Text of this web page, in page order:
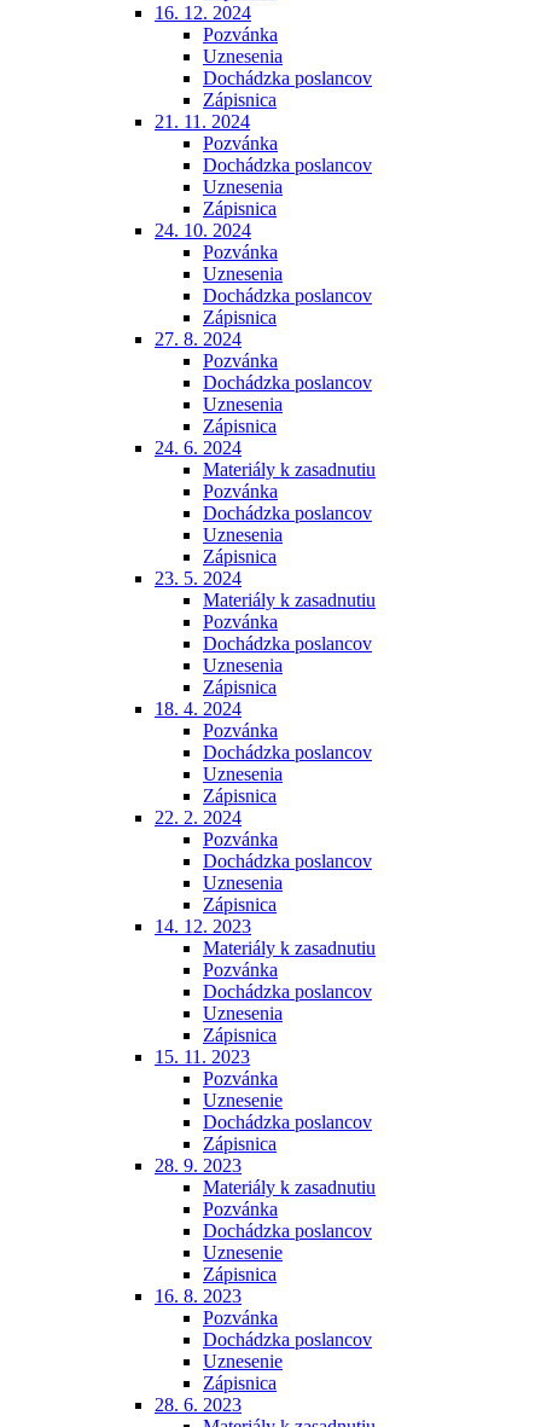
16. 12. 2024
Pozvánka
Uznesenia
Dochádzka poslancov
Zápisnica
21. 11. 2024
Pozvánka
Dochádzka poslancov
Uznesenia
Zápisnica
24. 10. 2024
Pozvánka
Uznesenia
Dochádzka poslancov
Zápisnica
27. 8. 2024
Pozvánka
Dochádzka poslancov
Uznesenia
Zápisnica
24. 6. 2024
Materiály k zasadnutiu
Pozvánka
Dochádzka poslancov
Uznesenia
Zápisnica
23. 5. 2024
Materiály k zasadnutiu
Pozvánka
Dochádzka poslancov
Uznesenia
Zápisnica
18. 4. 2024
Pozvánka
Dochádzka poslancov
Uznesenia
Zápisnica
22. 2. 2024
Pozvánka
Dochádzka poslancov
Uznesenia
Zápisnica
14. 12. 2023
Materiály k zasadnutiu
Pozvánka
Dochádzka poslancov
Uznesenia
Zápisnica
15. 11. 2023
Pozvánka
Uznesenie
Dochádzka poslancov
Zápisnica
28. 9. 2023
Materiály k zasadnutiu
Pozvánka
Dochádzka poslancov
Uznesenie
Zápisnica
16. 8. 2023
Pozvánka
Dochádzka poslancov
Uznesenie
Zápisnica
28. 6. 2023